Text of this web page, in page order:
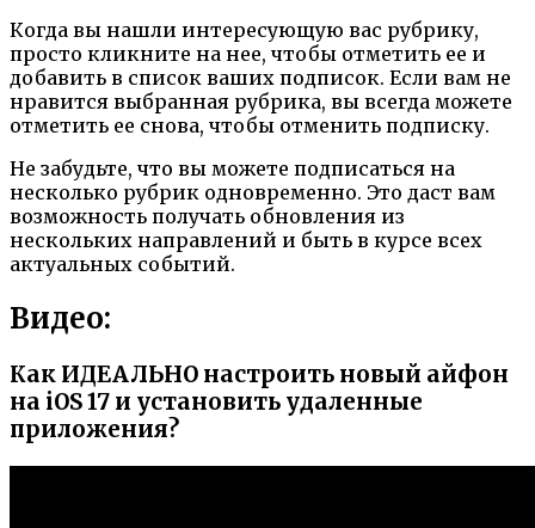
Когда вы нашли интересующую вас рубрику,
просто кликните на нее, чтобы отметить ее и
добавить в список ваших подписок. Если вам не
нравится выбранная рубрика, вы всегда можете
отметить ее снова, чтобы отменить подписку.
Не забудьте, что вы можете подписаться на
несколько рубрик одновременно. Это даст вам
возможность получать обновления из
нескольких направлений и быть в курсе всех
актуальных событий.
Видео:
Как ИДЕАЛЬНО настроить новый айфон
на iOS 17 и установить удаленные
приложения?